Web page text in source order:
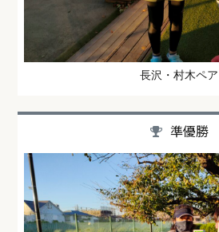
長沢・村木ペア
準優勝